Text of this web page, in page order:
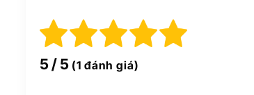
5 / 5 (1 đánh giá)